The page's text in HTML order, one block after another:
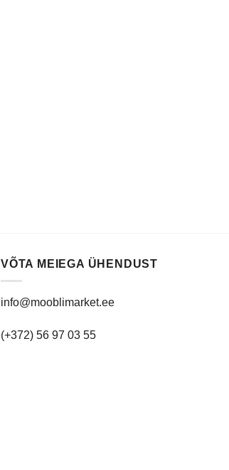
VÕTA MEIEGA ÜHENDUST
info@mooblimarket.ee
(+372) 56 97 03 55